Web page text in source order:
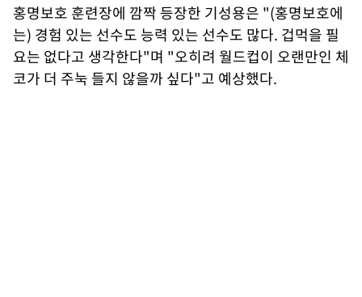
홍명보호 훈련장에 깜짝 등장한 기성용은 "(홍명보호에
는) 경험 있는 선수도 능력 있는 선수도 많다. 겁먹을 필
요는 없다고 생각한다"며 "오히려 월드컵이 오랜만인 체
코가 더 주눅 들지 않을까 싶다"고 예상했다.